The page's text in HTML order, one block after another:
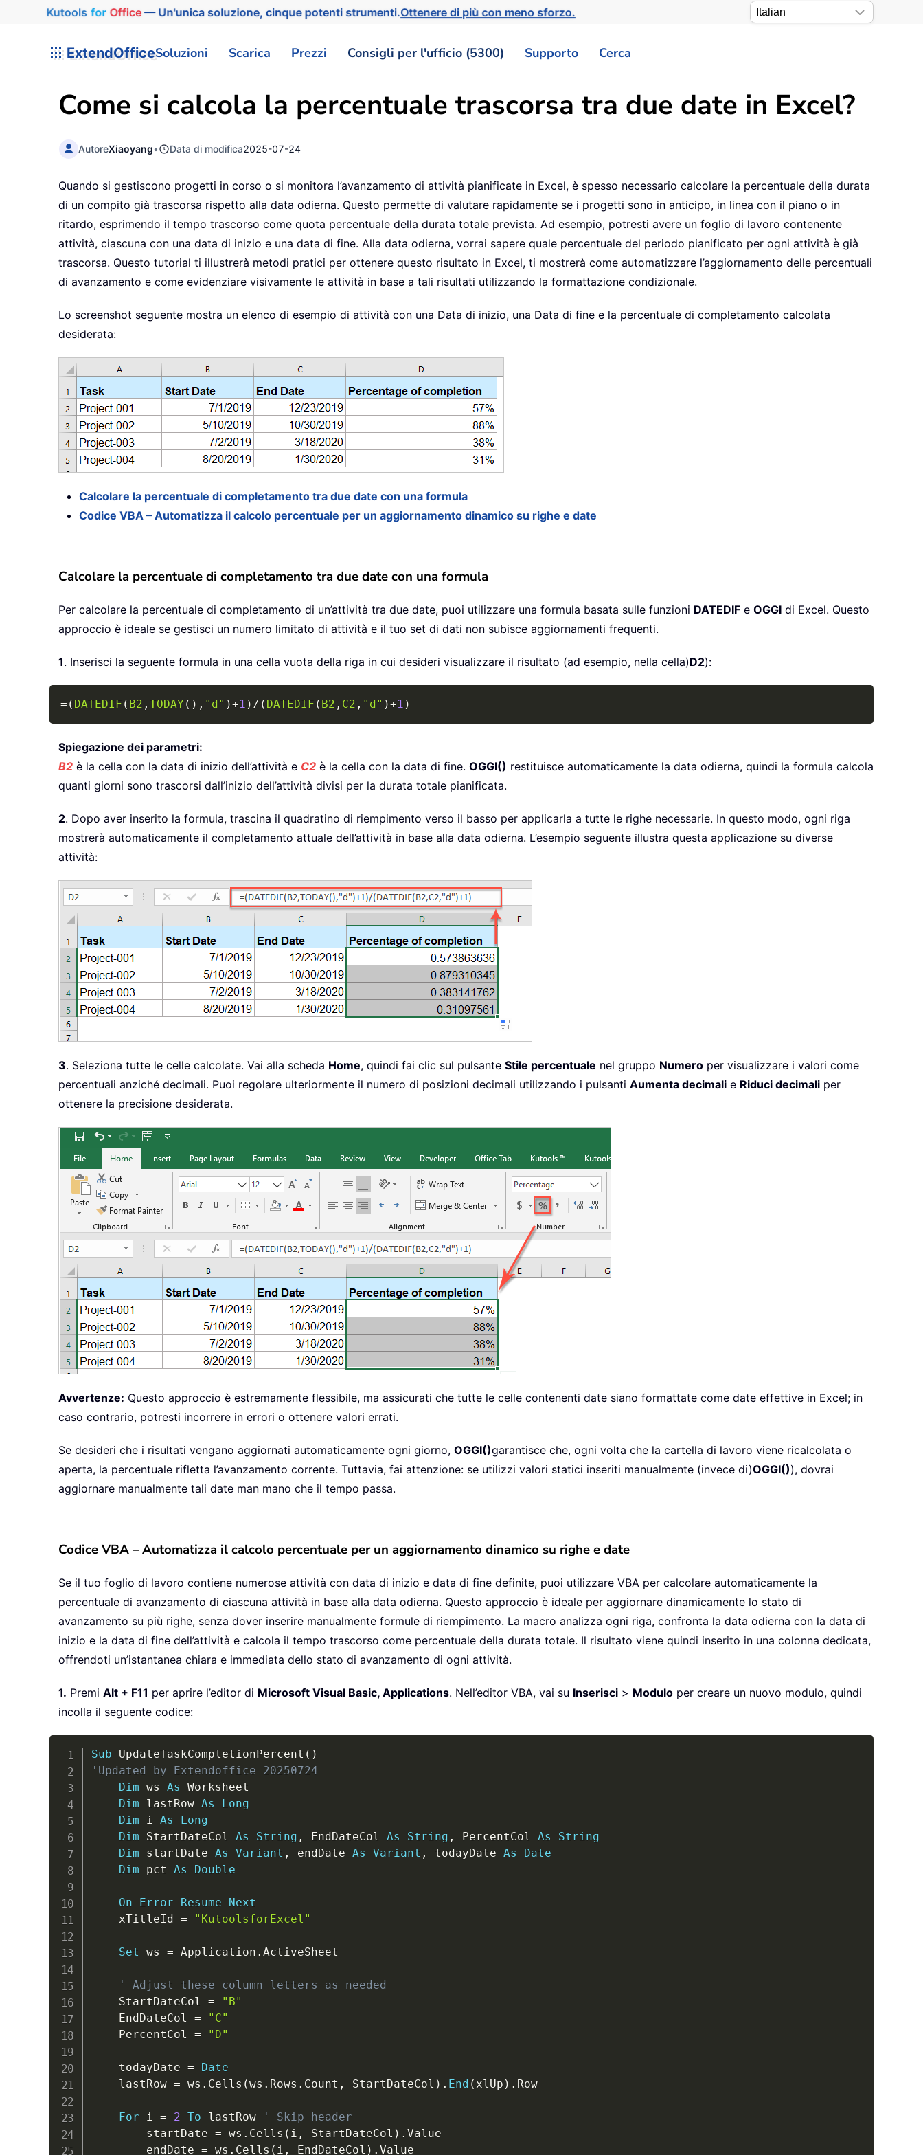
Kutools for Office— Un'unica soluzione, cinque potenti strumenti.Ottenere di più con meno sforzo.
ExtendOfficeSoluzioni Scarica Prezzi Consigli per l'ufficio (5300) Supporto Cerca
Come si calcola la percentuale trascorsa tra due date in Excel?
AutoreXiaoyang• Data di modifica2025-07-24
Quando si gestiscono progetti in corso o si monitora l’avanzamento di attività pianificate in Excel, è spesso necessario calcolare la percentuale della durata
di un compito già trascorsa rispetto alla data odierna. Questo permette di valutare rapidamente se i progetti sono in anticipo, in linea con il piano o in
ritardo, esprimendo il tempo trascorso come quota percentuale della durata totale prevista. Ad esempio, potresti avere un foglio di lavoro contenente
attività, ciascuna con una data di inizio e una data di fine. Alla data odierna, vorrai sapere quale percentuale del periodo pianificato per ogni attività è già
trascorsa. Questo tutorial ti illustrerà metodi pratici per ottenere questo risultato in Excel, ti mostrerà come automatizzare l’aggiornamento delle percentuali
di avanzamento e come evidenziare visivamente le attività in base a tali risultati utilizzando la formattazione condizionale.
Lo screenshot seguente mostra un elenco di esempio di attività con una Data di inizio, una Data di fine e la percentuale di completamento calcolata
desiderata:
Calcolare la percentuale di completamento tra due date con una formula
Codice VBA – Automatizza il calcolo percentuale per un aggiornamento dinamico su righe e date
Calcolare la percentuale di completamento tra due date con una formula
Per calcolare la percentuale di completamento di un’attività tra due date, puoi utilizzare una formula basata sulle funzioni DATEDIF e OGGI di Excel. Questo
approccio è ideale se gestisci un numero limitato di attività e il tuo set di dati non subisce aggiornamenti frequenti.
1. Inserisci la seguente formula in una cella vuota della riga in cui desideri visualizzare il risultato (ad esempio, nella cella)D2):
= ( DATEDIF ( B2 , TODAY ( ) , "d" )+1 ) / ( DATEDIF ( B2 , C2 , "d" )+1 )
Spiegazione dei parametri:
B2 è la cella con la data di inizio dell’attività e C2 è la cella con la data di fine. OGGI() restituisce automaticamente la data odierna, quindi la formula calcola
quanti giorni sono trascorsi dall’inizio dell’attività divisi per la durata totale pianificata.
2. Dopo aver inserito la formula, trascina il quadratino di riempimento verso il basso per applicarla a tutte le righe necessarie. In questo modo, ogni riga
mostrerà automaticamente il completamento attuale dell’attività in base alla data odierna. L’esempio seguente illustra questa applicazione su diverse
attività:
3. Seleziona tutte le celle calcolate. Vai alla scheda Home, quindi fai clic sul pulsante Stile percentuale nel gruppo Numero per visualizzare i valori come
percentuali anziché decimali. Puoi regolare ulteriormente il numero di posizioni decimali utilizzando i pulsanti Aumenta decimali e Riduci decimali per
ottenere la precisione desiderata.
Avvertenze: Questo approccio è estremamente flessibile, ma assicurati che tutte le celle contenenti date siano formattate come date effettive in Excel; in
caso contrario, potresti incorrere in errori o ottenere valori errati.
Se desideri che i risultati vengano aggiornati automaticamente ogni giorno, OGGI()garantisce che, ogni volta che la cartella di lavoro viene ricalcolata o
aperta, la percentuale rifletta l’avanzamento corrente. Tuttavia, fai attenzione: se utilizzi valori statici inseriti manualmente (invece di)OGGI()), dovrai
aggiornare manualmente tali date man mano che il tempo passa.
Codice VBA – Automatizza il calcolo percentuale per un aggiornamento dinamico su righe e date
Se il tuo foglio di lavoro contiene numerose attività con data di inizio e data di fine definite, puoi utilizzare VBA per calcolare automaticamente la
percentuale di avanzamento di ciascuna attività in base alla data odierna. Questo approccio è ideale per aggiornare dinamicamente lo stato di
avanzamento su più righe, senza dover inserire manualmente formule di riempimento. La macro analizza ogni riga, confronta la data odierna con la data di
inizio e la data di fine dell’attività e calcola il tempo trascorso come percentuale della durata totale. Il risultato viene quindi inserito in una colonna dedicata,
offrendoti un’istantanea chiara e immediata dello stato di avanzamento di ogni attività.
1. Premi Alt + F11 per aprire l’editor di Microsoft Visual Basic, Applications. Nell’editor VBA, vai su Inserisci > Modulo per creare un nuovo modulo, quindi
incolla il seguente codice:
Sub UpdateTaskCompletionPercent ( )
'Updated by Extendoffice 20250724
Dim ws As Worksheet
Dim lastRow As
Long
Dim i As
Long
Dim StartDateCol As String , EndDateCol As String , PercentCol As
String
Dim startDate As Variant , endDate As Variant , todayDate As
Date
Dim pct As Double
On Error Resume
Next
    xTitleId
= "KutoolsforExcel"
Set ws = Application . ActiveSheet
' Adjust these column letters as needed
    StartDateCol
=
"B"
    EndDateCol
=
"C"
    PercentCol
= "D"
    todayDate
=
Date
    lastRow
= ws . Cells (ws . Rows . Count , StartDateCol ) . End ( xlUp ) . Row
For i = 2 To lastRow
' Skip header
        startDate
= ws . Cells ( i , StartDateCol ) . Value
        endDate
= ws . Cells ( i , EndDateCol ) . Value